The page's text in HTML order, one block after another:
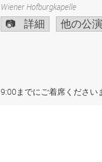
Wiener Hofburgkapelle
詳細 他の公演
9:00までにご着席ください